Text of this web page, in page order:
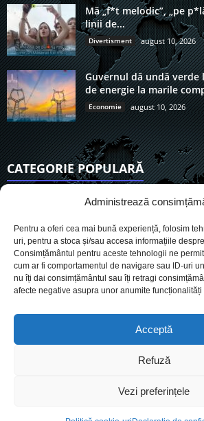
Administrează
Pentru a oferi cea mai bună experiență, folosim
uri, pentru a stoca și/sau accesa informațiile
Consimțământul pentru aceste tehnologii ne
cum ar fi comportamentul de navigare sau ID-uri
nu îți dai consimțământul sau îți retragi
afecte negative asupra unor anumite funcționalități
Acceptă
Refuză
Vezi preferințele
Mă „f*t melodic”, „pe
linii de...
Divertisment august 10, 2026
Guvernul dă undă
de energie la marile
Economie august 10, 2026
CATEGORIE POPULARĂ
Social
Politic
Economie
Despre Noi Termeni si conditii